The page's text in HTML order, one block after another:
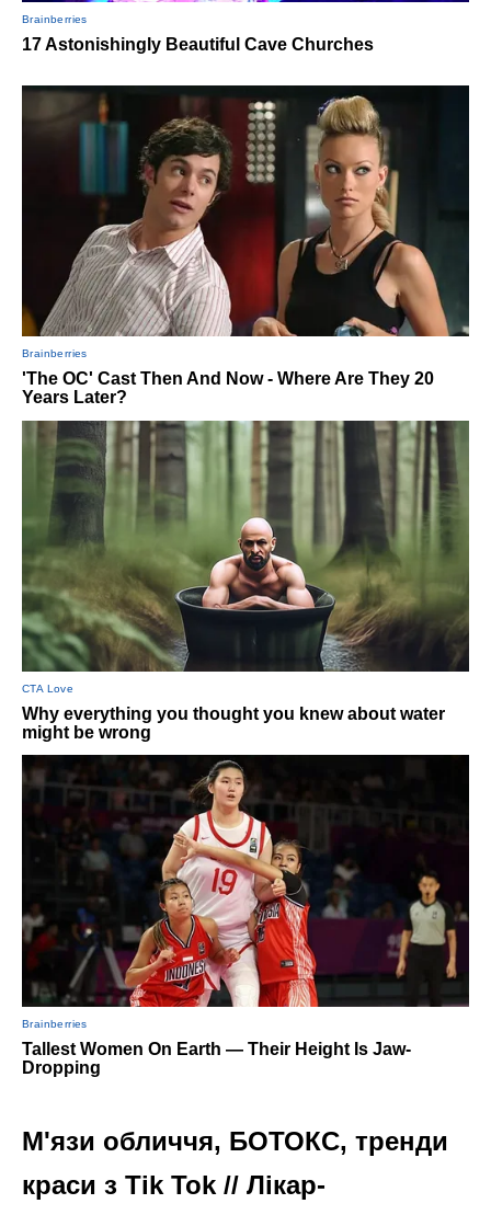
М'язи обличчя, БОТОКС, тренди
краси з Tik Tok // Лікар-